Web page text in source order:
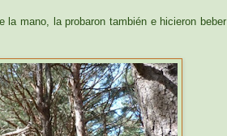
la mano, la probaron también e hicieron beber